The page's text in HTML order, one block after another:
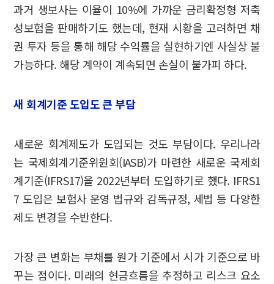
과거 생보사는 이율이 10%에 가까운 금리확정형 저축
성보험을 판매하기도 했는데, 현재 시황을 고려하면 채
권 투자 등을 통해 해당 수익률을 실현하기엔 사실상 불
가능하다. 해당 계약이 계속되면 손실이 불가피 하다.
새 회계기준 도입도 큰 부담
새로운 회계제도가 도입되는 것도 부담이다. 우리나라
는 국제회계기준위원회(IASB)가 마련한 새로운 국제회
계기준(IFRS17)을 2022년부터 도입하기로 했다. IFRS1
7 도입은 보험사 운영 법규와 감독규정, 세법 등 다양한
제도 변경을 수반한다.
가장 큰 변화는 부채를 원가 기준에서 시가 기준으로 바
꾸는 점이다. 미래의 현금흐름을 추정하고 리스크 요소